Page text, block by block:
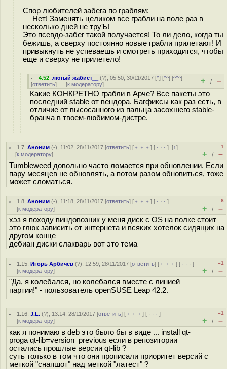
Спор любителей забега по граблям:
— Нет! Заменять целиком все грабли на поле раз в
несколько дней не труЪ!
Это псевдо-забег такой получается! То ли дело, когда ты
бежишь, а сверху постоянно новые грабли прилетают! И
привыкнуть не успеваешь и смотреть приходится, чтобы
еще и сверху не прилетело!
4.52 ,лютый жабист__ (?), 05:50, 30/11/2017 [^] [^^] [^^^]
[ответить] [к модератору] + / –
Какие КОНКРЕТНО грабли в Арче? Все пакеты это
последний stable от вендора. Багфиксы как раз есть, в
отличие от высосанного из пальца засохшего stable-
бранча в твоем-любимом-дистре.
1.7 ,Аноним (-), 11:02, 28/11/2017 [ответить] [ ﹢﹢﹢] [ · · ·][↑]
[к модератору]
–1
+ / –
Tumbleweed довольно часто ломается при обновлении. Если
пару месяцев не обновлять, а потом разом обновиться, тоже
может сломаться.
1.8 ,Аноним (-), 11:18, 28/11/2017 [ответить] [ ﹢﹢﹢] [ · · ·]
[к модератору]
–8
+ / –
хэз я походу виндовозник у меня диск с OS на полке стоит
это глюк зависить от интернета и всяких хотелок сидящих на
другом конце
дебиан диски слакварь вот это тема
1.15 ,Игорь Арбичев (?), 12:59, 28/11/2017 [ответить] [ ﹢﹢﹢] [ · · ·]
[к модератору]
–1
+ / –
"Да, я колебался, но колебался вместе с линией
партии!" - пользователь openSUSE Leap 42.2.
1.16 ,J.L. (?), 13:14, 28/11/2017 [ответить] [ ﹢﹢﹢] [ · · ·]
[к модератору]
–1
+ / –
как я понимаю в deb это было бы в виде ... install qt-
proga qt-lib=version_previous если в репозитории
остались прошлые версии qt-lib ?
суть только в том что они прописали приоритет версий с
меткой "снапшот" над меткой "латест" ?